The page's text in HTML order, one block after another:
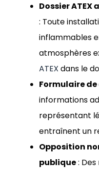
Dossier ATEX
: Toute
inflammables
atmosphères
ATEX dans le
Formulaire
informations
représentant
entraînent un
Opposition
publique: